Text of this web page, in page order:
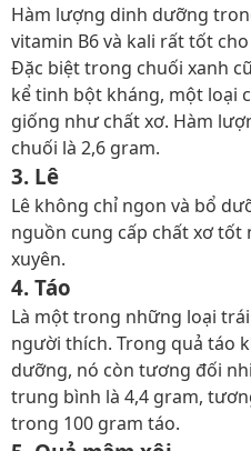
Hàm lượng dinh dưỡng
vitamin B6 và kali rất tốt
Đặc biệt trong chuối xanh
kể tinh bột kháng, một loại
giống như chất xơ. Hàm
chuối là 2,6 gram.
3. Lê
Lê không chỉ ngon và bổ
nguồn cung cấp chất xơ
xuyên.
4. Táo
Là một trong những loại
người thích. Trong quả táo
dưỡng, nó còn tương đối
trung bình là 4,4 gram,
trong 100 gram táo.